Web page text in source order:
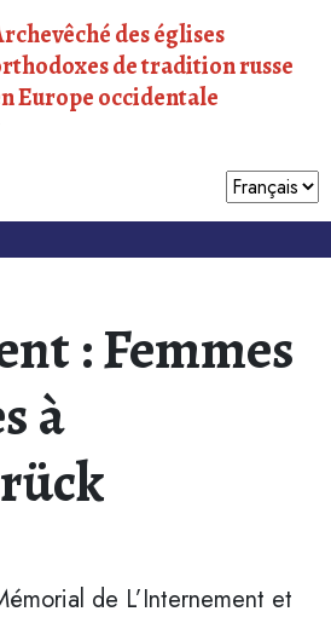
des églises
de tradition russe
Europe occidentale
: Femmes
à
de L’Internement et